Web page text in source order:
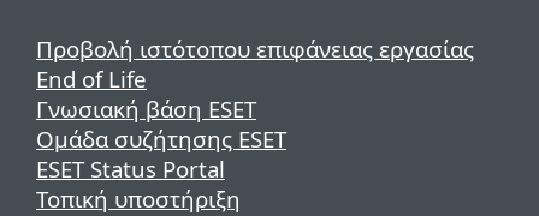
Προβολή ιστότοπου επιφάνειας εργασίας
End of Life
Γνωσιακή βάση ESET
Ομάδα συζήτησης ESET
ESET Status Portal
Τοπική υποστήριξη